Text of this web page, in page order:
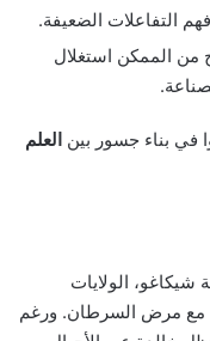
التفاعلات الضعيفة.
من الممكن استغلال
في بناء جسور بين العلم
شيكاغو، الولايات
53 عامًا بعد صراع مع مرض السرطان. ورغم